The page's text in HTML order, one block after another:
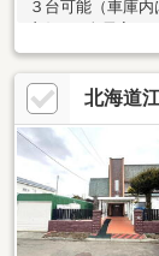
３台可能（車庫
で経済的です。●
ています。（家
リフォーム内容
粧台・ＵＢ・ト
手摺その他
北海道